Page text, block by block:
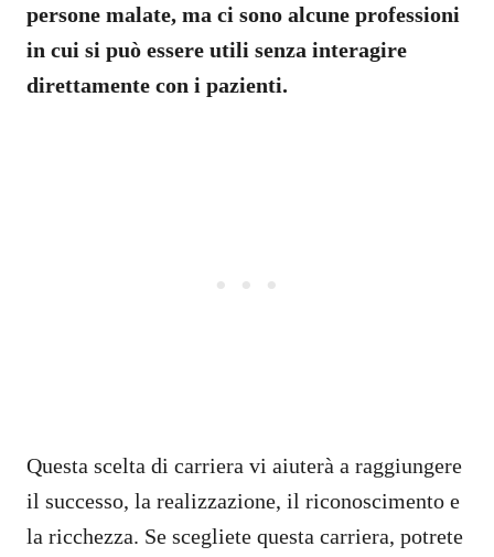
persone malate, ma ci sono alcune professioni
in cui si può essere utili senza interagire
direttamente con i pazienti.
Questa scelta di carriera vi aiuterà a raggiungere
il successo, la realizzazione, il riconoscimento e
la ricchezza. Se scegliete questa carriera, potrete